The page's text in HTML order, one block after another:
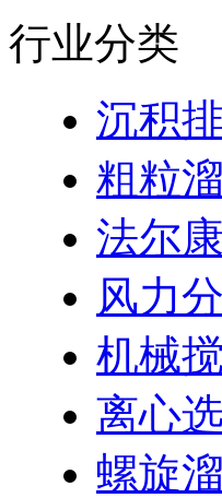
行业分类
沉积
粗粒
法尔
风力
机械
离心
螺旋